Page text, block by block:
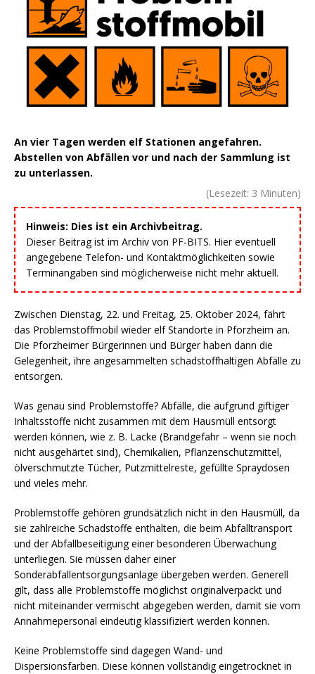
An vier Tagen werden elf Stationen angefahren.
Abstellen von Abfällen vor und nach der Sammlung ist
zu unterlassen.
(Lesezeit: 3 Minuten)
Hinweis: Dies ist ein Archivbeitrag.
Dieser Beitrag ist im Archiv von PF-BITS. Hier eventuell
angegebene Telefon- und Kontaktmöglichkeiten sowie
Terminangaben sind möglicherweise nicht mehr aktuell.
Zwischen Dienstag, 22. und Freitag, 25. Oktober 2024, fährt
das Problemstoffmobil wieder elf Standorte in Pforzheim an.
Die Pforzheimer Bürgerinnen und Bürger haben dann die
Gelegenheit, ihre angesammelten schadstoffhaltigen Abfälle zu
entsorgen.
Was genau sind Problemstoffe? Abfälle, die aufgrund giftiger
Inhaltsstoffe nicht zusammen mit dem Hausmüll entsorgt
werden können, wie z. B. Lacke (Brandgefahr – wenn sie noch
nicht ausgehärtet sind), Chemikalien, Pflanzenschutzmittel,
ölverschmutzte Tücher, Putzmittelreste, gefüllte Spraydosen
und vieles mehr.
Problemstoffe gehören grundsätzlich nicht in den Hausmüll, da
sie zahlreiche Schadstoffe enthalten, die beim Abfalltransport
und der Abfallbeseitigung einer besonderen Überwachung
unterliegen. Sie müssen daher einer
Sonderabfallentsorgungsanlage übergeben werden. Generell
gilt, dass alle Problemstoffe möglichst originalverpackt und
nicht miteinander vermischt abgegeben werden, damit sie vom
Annahmepersonal eindeutig klassifiziert werden können.
Keine Problemstoffe sind dagegen Wand- und
Dispersionsfarben. Diese können vollständig eingetrocknet in